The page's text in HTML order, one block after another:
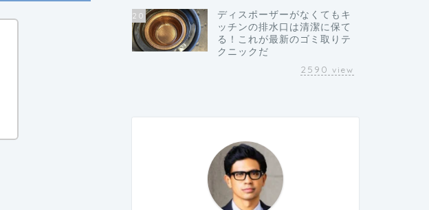
20
ディスポーザーがなくてもキ
ッチンの排水口は清潔に保て
る！これが最新のゴミ取りテ
クニックだ
2590 view